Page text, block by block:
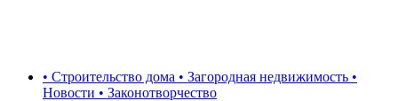
• Строительство дома • Загородная недвижимость •
Новости • Законотворчество